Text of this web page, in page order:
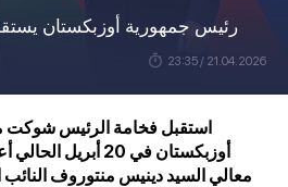
رئيس جمهورية أوزبكستان
23:35 / 21.04.2026
استقبل فخامة الرئيس شوكت
أوزبكستان في 20
معالي السيد دينيس منتوروف